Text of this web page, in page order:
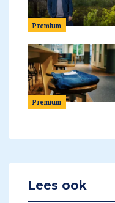
Premium
Premium
Lees ook